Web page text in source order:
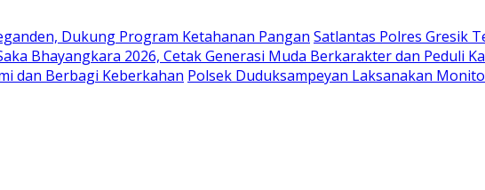
Dukung Program Ketahanan Pangan Satlantas Polres Gresik
Bhayangkara 2026, Cetak Generasi Muda Berkarakter dan Peduli
dan Berbagi Keberkahan Polsek Duduksampeyan Laksanakan